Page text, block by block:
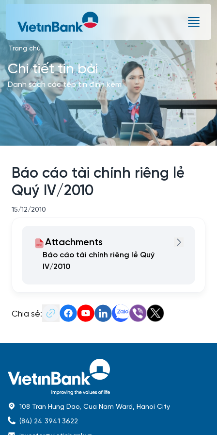
Trang chủ
Chi tiết tin bài
Danh sách các tệp tin đính kèm
Báo cáo tài chính riêng lẻ
Quý IV/2010
15/12/2010
Attachments
Báo cáo tài chính riêng lẻ Quý
IV/2010
Chia sẻ:
108 Tran Hung Dao, Cua Nam Ward, Hanoi City
(84) 24 3941 3622